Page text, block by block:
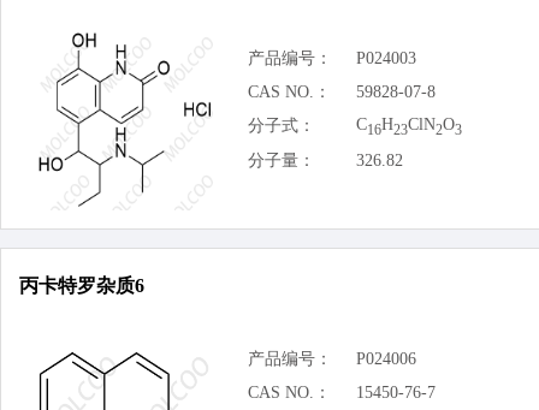
产品编号：
P024003
CAS NO.：
59828-07-8
分子式：
C16H23ClN2O3
分子量： 326.82
丙卡特罗杂质6
产品编号：
P024006
CAS NO.：
15450-76-7